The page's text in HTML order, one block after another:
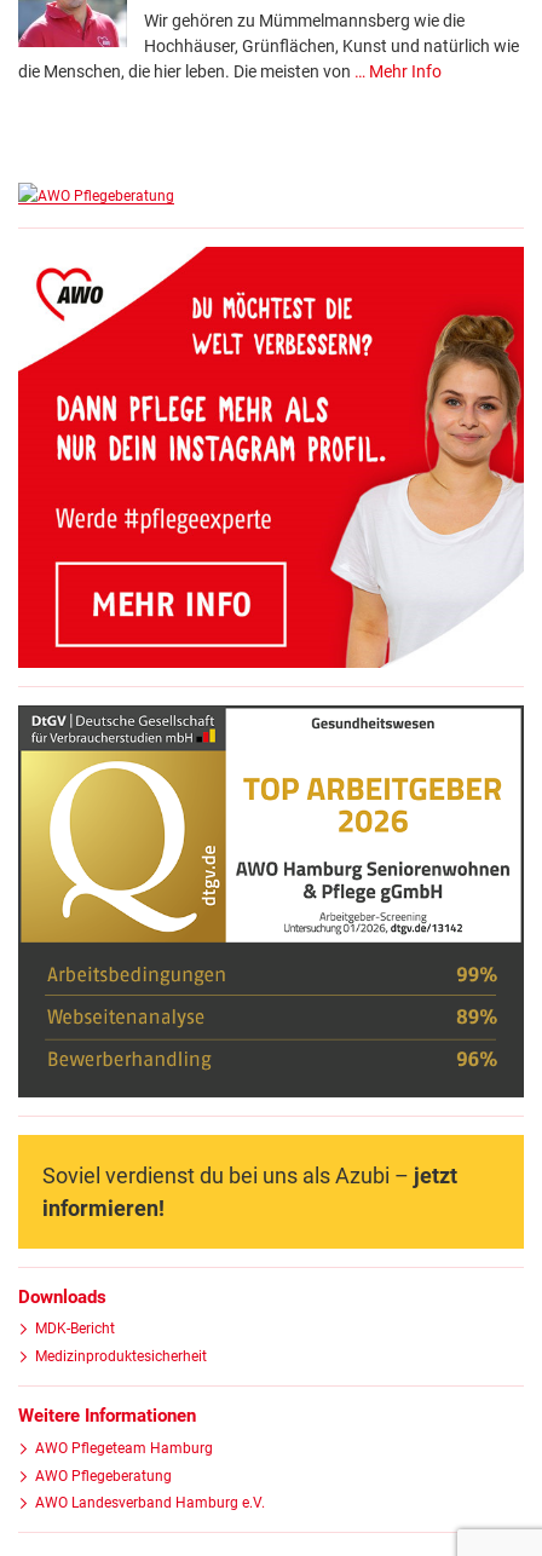
Wir gehören zu Mümmelmannsberg wie die
Hochhäuser, Grünflächen, Kunst und natürlich wie
die Menschen, die hier leben. Die meisten von … Mehr Info
Soviel verdienst du bei uns als Azubi – jetzt
informieren!
Downloads
MDK-Bericht
Medizinproduktesicherheit
Weitere Informationen
AWO Pflegeteam Hamburg
AWO Pflegeberatung
AWO Landesverband Hamburg e.V.